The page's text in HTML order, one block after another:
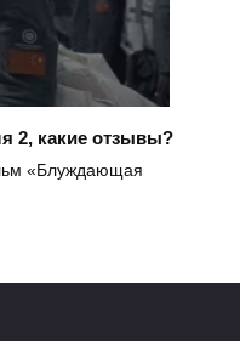
2, какие отзывы?
«Блуждающая